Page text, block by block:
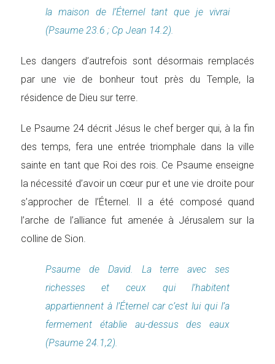
la maison de l’Éternel tant que je vivrai
(Psaume 23.6 ; Cp Jean 14.2).
Les dangers d’autrefois sont désormais remplacés
par une vie de bonheur tout près du Temple, la
résidence de Dieu sur terre.
Le Psaume 24 décrit Jésus le chef berger qui, à la fin
des temps, fera une entrée triomphale dans la ville
sainte en tant que Roi des rois. Ce Psaume enseigne
la nécessité d’avoir un cœur pur et une vie droite pour
s’approcher de l’Éternel. Il a été composé quand
l’arche de l’alliance fut amenée à Jérusalem sur la
colline de Sion.
Psaume de David. La terre avec ses
richesses et ceux qui l’habitent
appartiennent à l’Éternel car c’est lui qui l’a
fermement établie au-dessus des eaux
(Psaume 24.1,2).